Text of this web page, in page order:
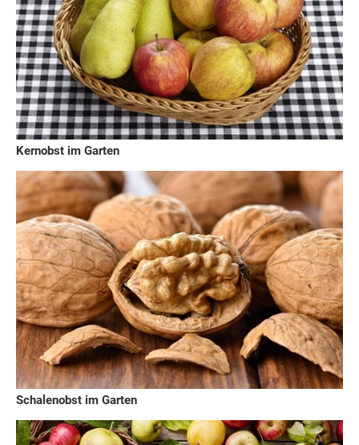
Kernobst im Garten
Schalenobst im Garten